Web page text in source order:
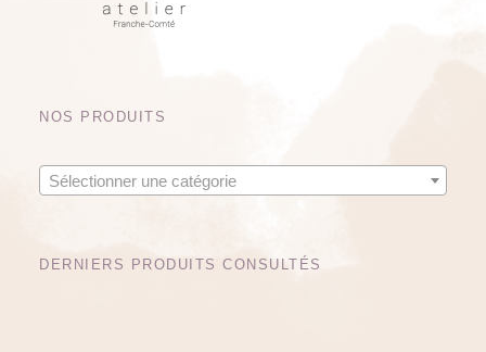
NOS PRODUITS
Sélectionner une catégorie
DERNIERS PRODUITS CONSULTÉS